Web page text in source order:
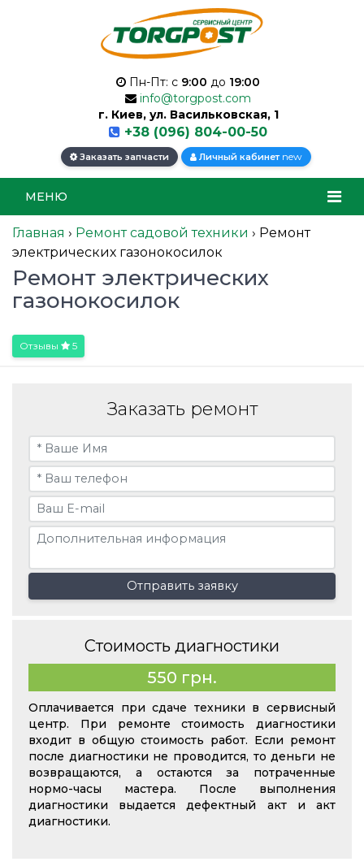
Пн-Пт: с 9:00 до 19:00
info@torgpost.com
г. Киев, ул. Васильковская, 1
+38 (096) 804-00-50
Заказать запчасти Личный кабинет new
МЕНЮ
Главная › Ремонт садовой техники › Ремонт
электрических газонокосилок
Ремонт электрических
газонокосилок
Отзывы 5
Заказать ремонт
Отправить заявку
Стоимость диагностики
550 грн.
Оплачивается при сдаче техники в сервисный
центр. При ремонте стоимость диагностики
входит в общую стоимость работ. Если ремонт
после диагностики не проводится, то деньги не
возвращаются, а остаются за потраченные
нормо-часы мастера. После выполнения
диагностики выдается дефектный акт и акт
диагностики.